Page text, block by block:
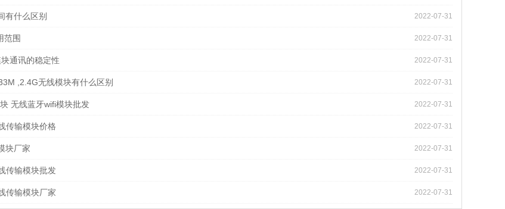
有什么区别 2022-07-31
范围 2022-07-31
通讯的稳定性 2022-07-31
,2.4G无线模块有什么区别 2022-07-31
无线蓝牙wifi模块批发 2022-07-31
传输模块价格 2022-07-31
块厂家 2022-07-31
传输模块批发 2022-07-31
传输模块厂家 2022-07-31